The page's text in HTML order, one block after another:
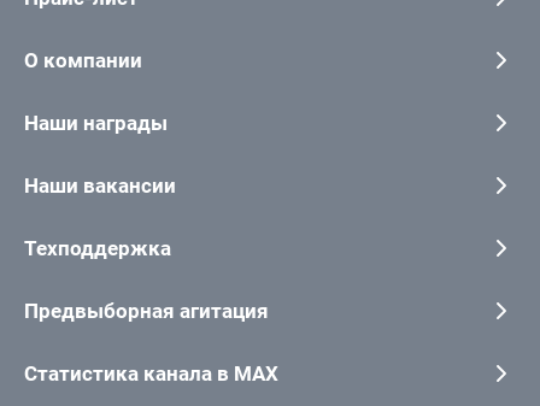
О компании
Наши награды
Наши вакансии
Техподдержка
Предвыборная агитация
Статистика канала в MAX